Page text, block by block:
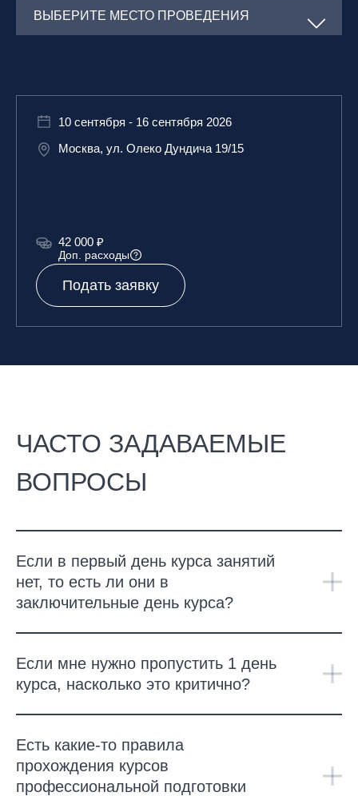
10 сентября - 16 сентября 2026
Москва, ул. Олеко Дундича 19/15
42 000 ₽
Доп. расходы
Подать заявку
ЧАСТО ЗАДАВАЕМЫЕ
ВОПРОСЫ
Если в первый день курса занятий
нет, то есть ли они в
заключительные день курса?
Если мне нужно пропустить 1 день
курса, насколько это критично?
Есть какие-то правила
прохождения курсов
профессиональной подготовки